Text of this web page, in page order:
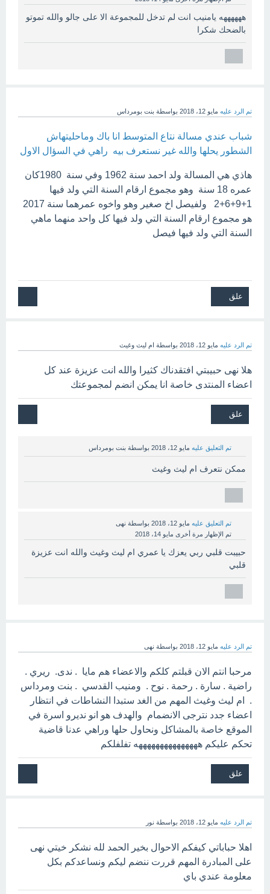
ههههههه يامنيب انت لم تدخل للمجموعة الا على جالو والله تموتو
بالضحك شكرا
تم الرد عليه مايو 12، 2018 بواسطة بنت بومرداس
شباب عندي مسالة نتاع المتوسط انا باك وماحليتهاش
الشطور يحلها والله غير نستعرف بيه راهي في السؤال الاول
هاذي هي المسالة ولد احمد سنة 1962 وفي سنة 1980كان
عمره 18 سنة وهو مجموع ارقام السنة التي ولد فيها
1+9+6+2 ولفيصل اخ صغير وهو واخوه عمرهما سنة 2017
هو مجموع ارقام السنة التي ولد فيها كل واحد منهما ماهي
السنة التي ولد فيها فيصل
تم الرد عليه مايو 12، 2018 بواسطة ام ليث وغيث
هلا نهى حبيبتي افتقدناك كثيرا والله انت عزيزة عند كل
اعضاء المنتدى خاصة انا يمكن انضم لمجموعتك
تم التعليق عليه مايو 12، 2018 بواسطة بنت بومرداس
ممكن نتعرف ام ليث وغيث
تم التعليق عليه مايو 12، 2018 بواسطة نهى
تم الإظهار مرة أخرى مايو 14، 2018
حبيبت قلبي ربي يعزك يا عمري ام ليث وغيث والله انت عزيزة
قلبي
تم الرد عليه مايو 12، 2018 بواسطة نهى
مرحبا انتم الان قبلتم كلكم والاعضاء هم مايا . ندى. ريري .
راضية . سارة . رحمة . نوح . ومنيب القدسي . بنت ومرداس
. ام ليث وغيث المهم من الغد ستبدا النشاطات في انتظار
اعضاء جدد نترجى الانضمام والهدف هو انو نديرو اسرة في
الموقع خاصة بالمشاكل ونحاول حلها وراهي عدنا قاضية
تحكم عليكم هههههههههههههههه تفلفلكم
تم الرد عليه مايو 12، 2018 بواسطة نور
اهلا حباباتي كيفكم الاحوال بخير الحمد لله نشكر خيتي نهى
على المبادرة المهم قررت ننضم ليكم ونساعدكم بكل
معلومة عندي باي